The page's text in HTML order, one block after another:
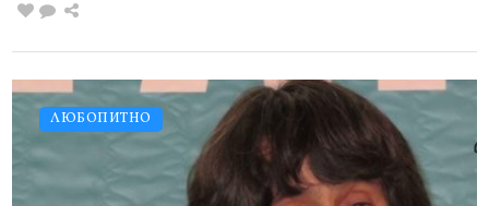
ЛЮБОПИТНО